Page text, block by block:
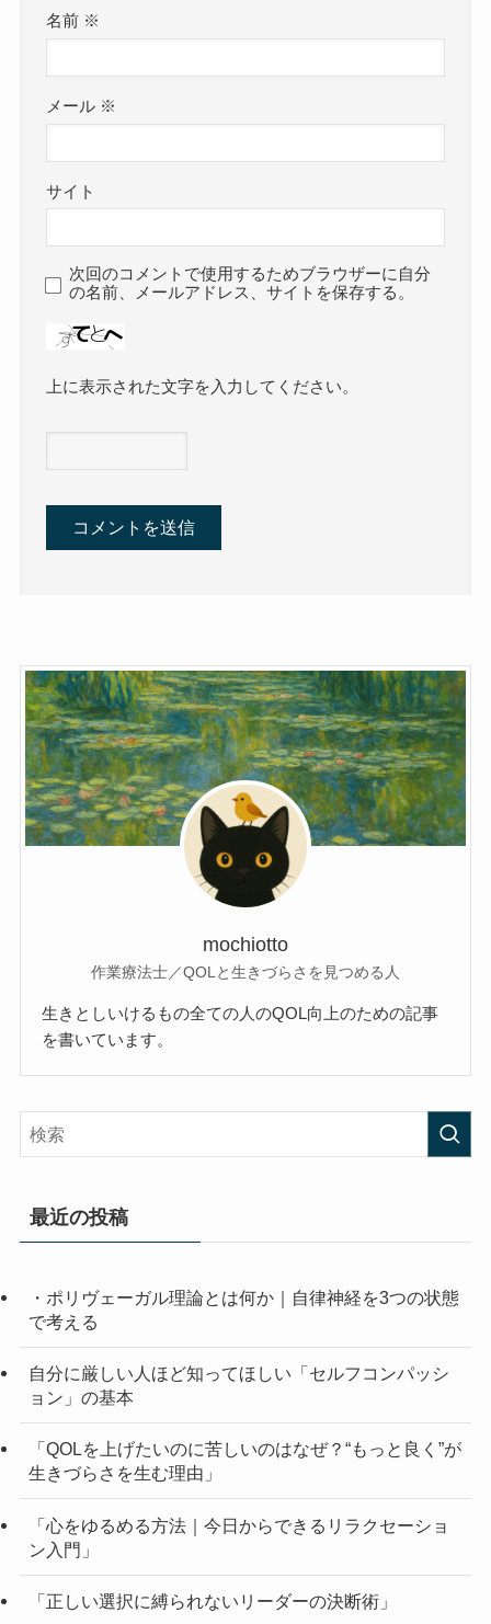
名前 ※
メール ※
サイト
次回のコメントで使用するためブラウザーに自分
の名前、メールアドレス、サイトを保存する。
上に表示された文字を入力してください。
mochiotto
作業療法士／QOLと生きづらさを見つめる人
生きとしいけるもの全ての人のQOL向上のための記事
を書いています。
最近の投稿
・ポリヴェーガル理論とは何か｜自律神経を3つの状態
で考える
自分に厳しい人ほど知ってほしい「セルフコンパッシ
ョン」の基本
「QOLを上げたいのに苦しいのはなぜ？“もっと良く”が
生きづらさを生む理由」
「心をゆるめる方法｜今日からできるリラクセーショ
ン入門」
「正しい選択に縛られないリーダーの決断術」